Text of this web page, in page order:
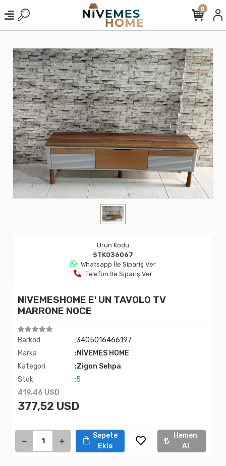
0
%10
Ürün Kodu
STK036067
Whatsapp İle Sipariş Ver
Telefon İle Sipariş Ver
NIVEMESHOME E' UN TAVOLO TV
MARRONE NOCE
Barkod
:3405016466197
Marka
:NİVEMES HOME
Kategori
:Zigon Sehpa
Stok
:5
419,46 USD
377,52 USD
Sepete
Ekle
Hemen
Al